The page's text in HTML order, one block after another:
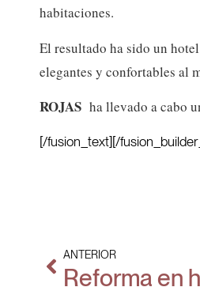
habitaciones.
El resultado ha sido un
elegantes y confortables al
ROJAS ha llevado a cabo
[/fusion_text][/
ANTERIOR
Reforma en